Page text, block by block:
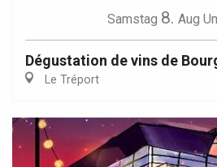
Samstag 8. Aug
Dégustation de vins de
Le Tréport